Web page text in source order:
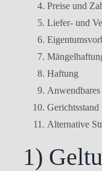
Preise und
Liefer- und
Haftung
Gerichtsstand
Alternative
1)